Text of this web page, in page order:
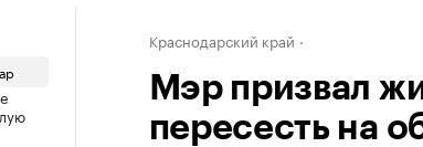
Краснодарский край
Мэр призвал
пересесть на